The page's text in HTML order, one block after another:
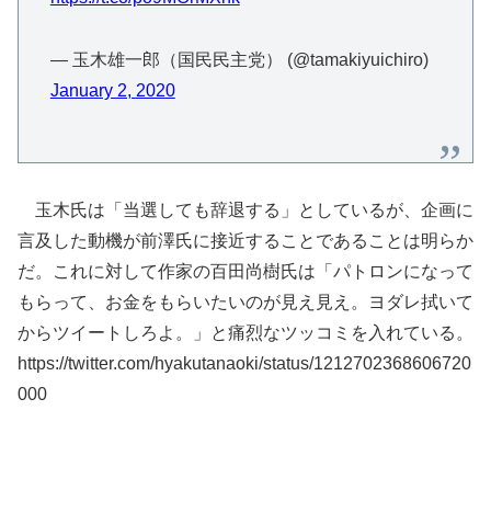
— 玉木雄一郎（国民民主党） (@tamakiyuichiro)
January 2, 2020
玉木氏は「当選しても辞退する」としているが、企画に
言及した動機が前澤氏に接近することであることは明らか
だ。これに対して作家の百田尚樹氏は「パトロンになって
もらって、お金をもらいたいのが見え見え。ヨダレ拭いて
からツイートしろよ。」と痛烈なツッコミを入れている。
https://twitter.com/hyakutanaoki/status/1212702368606720
000